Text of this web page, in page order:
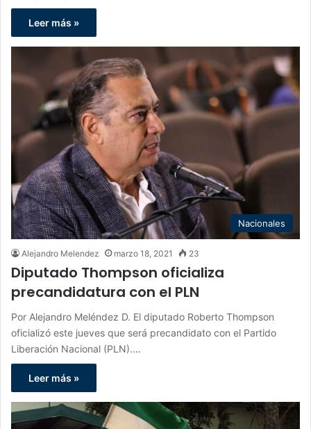
Leer más »
Nacionales
Alejandro Melendez marzo 18, 2021 23
Diputado Thompson oficializa
precandidatura con el PLN
Por Alejandro Meléndez D. El diputado Roberto Thompson
oficializó este jueves que será precandidato con el Partido
Liberación Nacional (PLN).…
Leer más »